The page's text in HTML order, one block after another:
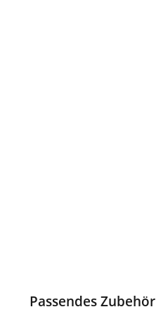
Passendes Zubehör